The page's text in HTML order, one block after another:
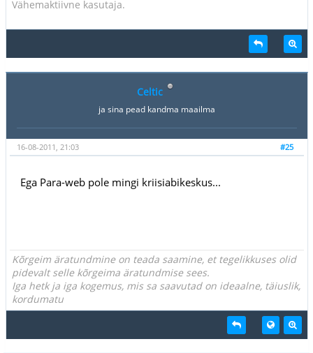
Vähemaktiivne kasutaja.
Celtic
ja sina pead kandma maailma
#25
16-08-2011, 21:03
Ega Para-web pole mingi kriisiabikeskus...
Kõrgeim äratundmine on teada saamine, et tegelikkuses olid
pidevalt selle kõrgeima äratundmise sees.
Iga hetk ja iga kogemus, mis sa saavutad on ideaalne, täiuslik,
kordumatu